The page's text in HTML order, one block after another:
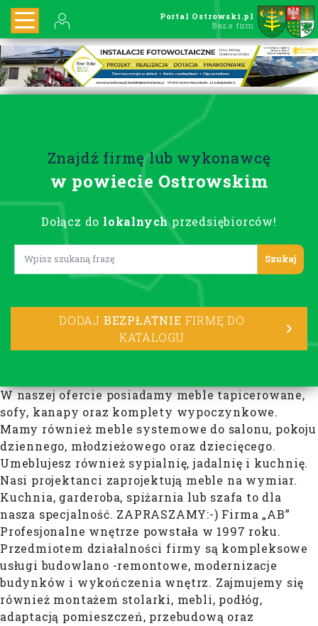
Portal Ostrowski.pl
Baza firm
Znajdź firmę lub wykonawcę
w powiecie Ostrowskim
Dołącz do lokalnych przedsiębiorców!
Lorem ipsum
DODAJ BEZPŁATNIE FIRMĘ DO
KATALOGU
W naszej ofercie posiadamy meble tapicerowane,
sofy, kanapy oraz komplety wypoczynkowe.
Mamy również meble systemowe do salonu, pokoju
dziennego, młodzieżowego oraz dziecięcego.
Umeblujesz również sypialnię, jadalnię i kuchnię.
Nasi projektanci zaprojektują meble na wymiar.
Kuchnia, garderoba, spiżarnia lub szafa to dla
nasza specjalność. ZAPRASZAMY:-) Firma „AB”
Profesjonalne wnętrze powstała w 1997 roku.
Przedmiotem działalności firmy są kompleksowe
usługi budowlano -remontowe, modernizacje
budynków i wykończenia wnętrz. Zajmujemy się
również montażem stolarki, mebli, podłóg,
adaptacją pomieszczeń, przebudową oraz